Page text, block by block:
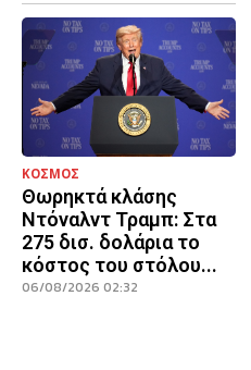
ΚΟΣΜΟΣ
Θωρηκτά κλάσης
Ντόναλντ Τραμπ: Στα
275 δισ. δολάρια το
κόστος του στόλου...
06/08/2026 02:32